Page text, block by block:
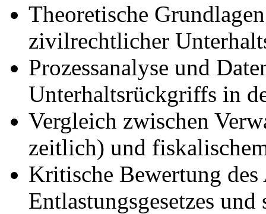
Theoretische
zivilrechtlicher
Prozessanalyse und
Unterhaltsrückgriffs in
Vergleich zwischen
zeitlich) und
Kritische Bewertung
Entlastungsgesetzes